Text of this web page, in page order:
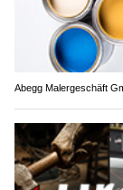
Abegg Malergeschäft